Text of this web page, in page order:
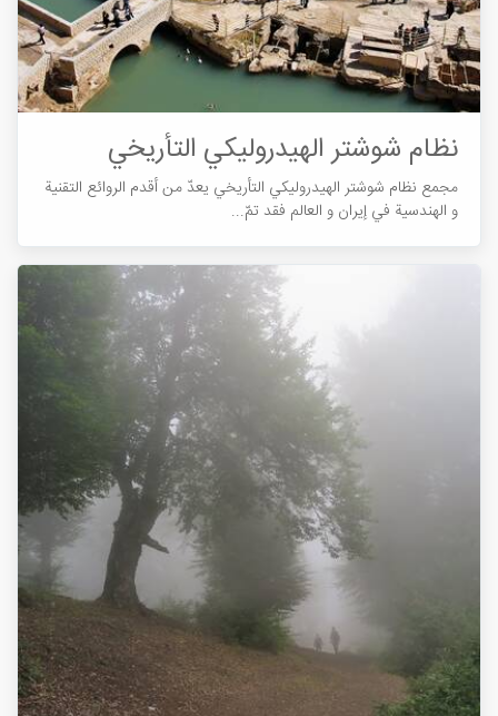
نظام شوشتر الهیدرولیکي التأریخي
مجمع نظام شوشتر الهیدرولیکي التأریخي یعدّ من أقدم الروائع التقنية
و الهندسية في إیران و العالم فقد تمّ...